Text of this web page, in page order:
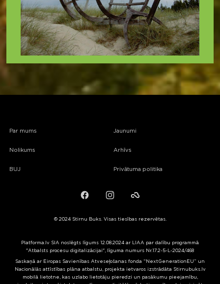
Par mums
Nolikums
BUJ
Jaunumi
Arhīvs
Privātuma politika
FacebookInstagramFailiem.lv
© 2024 Stirnu Buks. Visas tiesības rezervētas.
Platforma.lv SIA noslēgts līgums 12.08.2024 ar LIAA par dalību programmā
"Atbalsts procesu digitalizācijai", līguma numurs Nr.17.2-5-L-2024/468
Saskaņā ar Eiropas Savienības Atveseļošanas fonda “NextGenerationEU” un
Nacionālās attīstības plāna atbalstu, projekta ietvaros izstrādāta Stirnubuks.lv
mobilā lietotne, kas uzlabo lietotāju pieredzi un pasākumu pieejamību,